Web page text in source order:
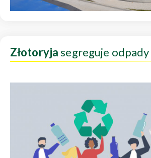
Złotoryjasegreguje odpady